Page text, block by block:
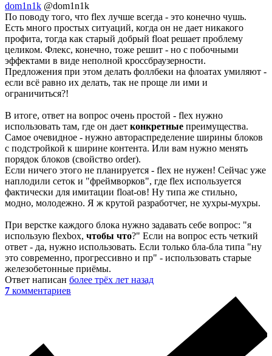
dom1n1k @dom1n1k
По поводу того, что flex лучше всегда - это конечно чушь.
Есть много простых ситуаций, когда он не дает никакого
профита, тогда как старый добрый float решает проблему
целиком. Флекс, конечно, тоже решит - но с побочными
эффектами в виде неполной кроссбраузерности.
Предложения при этом делать фоллбеки на флоатах умиляют -
если всё равно их делать, так не проще ли ими и
ограничиться?!
В итоге, ответ на вопрос очень простой - flex нужно
использовать там, где он дает конкретные преимущества.
Самое очевидное - нужно автораспределение ширины блоков
с подстройкой к ширине контента. Или вам нужно менять
порядок блоков (свойство order).
Если ничего этого не планируется - flex не нужен! Сейчас уже
наплодили сеток и "фреймворков", где flex используется
фактически для имитации float-ов! Ну типа же стильно,
модно, молодежно. Я ж крутой разработчег, не хухры-мухры.
При верстке каждого блока нужно задавать себе вопрос: "я
использую flexbox, чтобы что?" Если на вопрос есть четкий
ответ - да, нужно использовать. Если только бла-бла типа "ну
это современно, прогрессивно и пр" - использовать старые
железобетонные приёмы.
Ответ написан более трёх лет назад
7 комментариев